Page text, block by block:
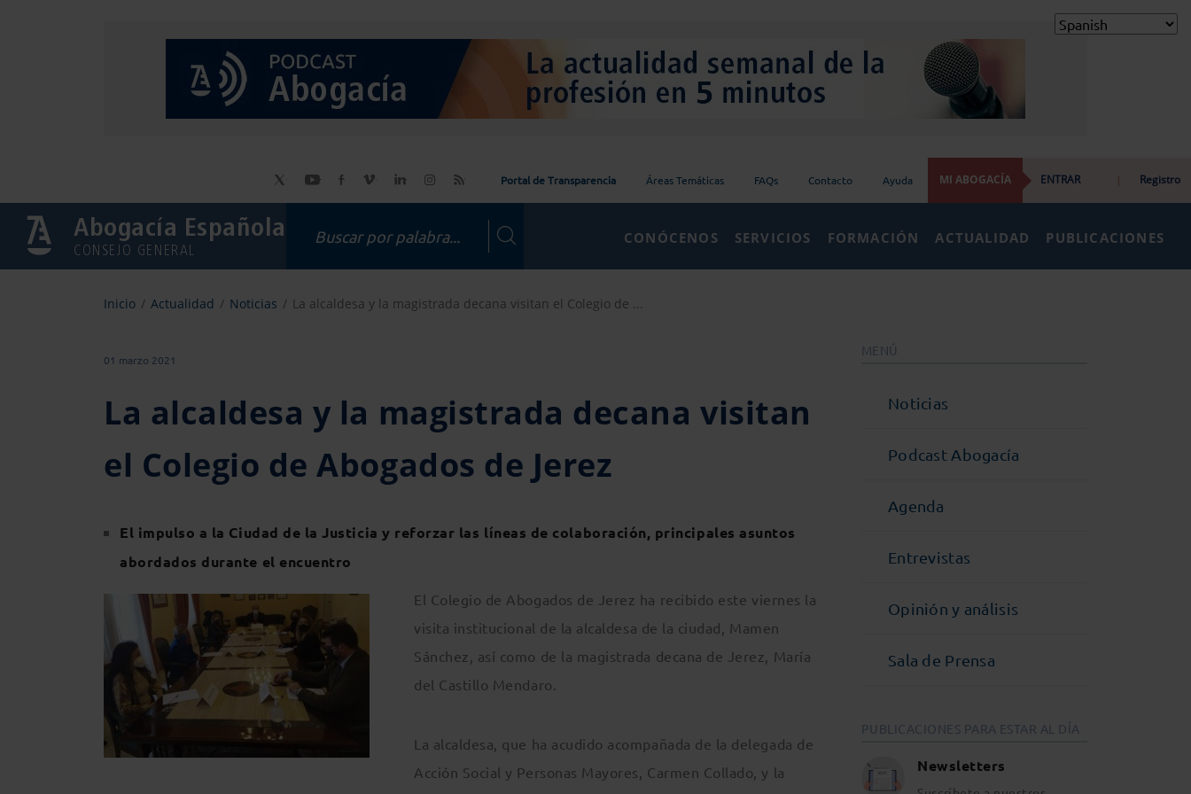
Portal de Transparencia Áreas Temáticas FAQs Contacto Ayuda MI ABOGACÍA ENTRAR | Registro
Abogacía Española
CONSEJO GENERAL
CONÓCENOS SERVICIOS FORMACIÓN ACTUALIDAD PUBLICACIONES
Inicio Actualidad Noticias La alcaldesa y la magistrada decana visitan el Colegio de ...
01 marzo 2021
La alcaldesa y la magistrada decana visitan
el Colegio de Abogados de Jerez
El impulso a la Ciudad de la Justicia y reforzar las líneas de colaboración, principales asuntos
abordados durante el encuentro
El Colegio de Abogados de Jerez ha recibido este viernes la
visita institucional de la alcaldesa de la ciudad, Mamen
Sánchez, así como de la magistrada decana de Jerez, María
del Castillo Mendaro.
La alcaldesa, que ha acudido acompañada de la delegada de
Acción Social y Personas Mayores, Carmen Collado, y la
MENÚ
Noticias
Podcast Abogacía
Agenda
Entrevistas
Opinión y análisis
Sala de Prensa
PUBLICACIONES PARA ESTAR AL DÍA
Newsletters